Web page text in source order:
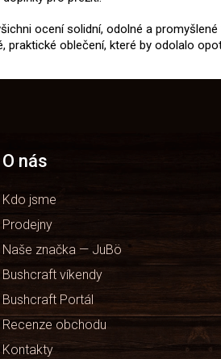
ocení solidní, odolné a
praktické oblečení, které by odolalo
O nás
Kdo jsme
Prodejny
Naše značka — JuBö
Bushcraft víkendy
Bushcraft Portál
Recenze obchodu
Kontakty